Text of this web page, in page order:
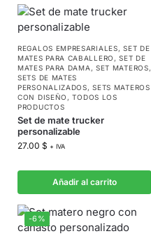
REGALOS EMPRESARIALES,SET DE
MATES PARA CABALLERO ,SET DE
MATES PARA DAMA , SET MATEROS,
SETS DE MATES
PERSONALIZADOS,SETS MATEROS
CON DISEÑO ,TODOS LOS
PRODUCTOS
Set de mate trucker
personalizable
27.00 $ + IVA
Añadir al carrito
-6%